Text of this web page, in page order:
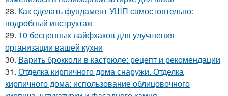
28. Как сделать фундамент УШП самостоятельно:
подробный инструктаж
29. 10 бесценных лайфхаков для улучшения
организации вашей кухни
30. Варить брокколи в кастрюле: рецепт и рекомендации
31. Отделка кирпичного дома снаружи. Отделка
кирпичного дома: использование облицовочного